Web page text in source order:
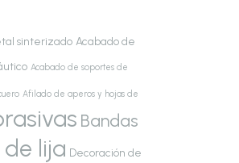
sinterizado Acabado de
Acabado de soportes de
Afilado de aperos y hojas de
Bandas
de lija Decoración de